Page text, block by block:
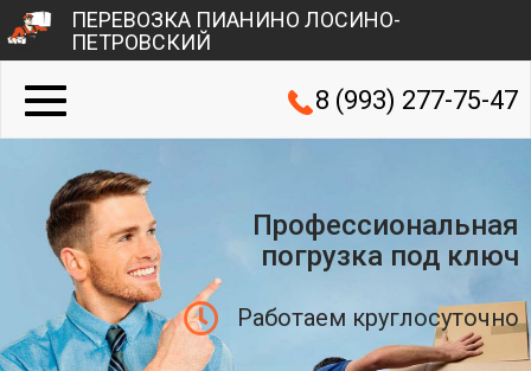
ПЕРЕВОЗКА ПИАНИНО ЛОСИНО-
ПЕТРОВСКИЙ
8 (993) 277-75-47
Профессиональная
погрузка под ключ
Работаем круглосуточно